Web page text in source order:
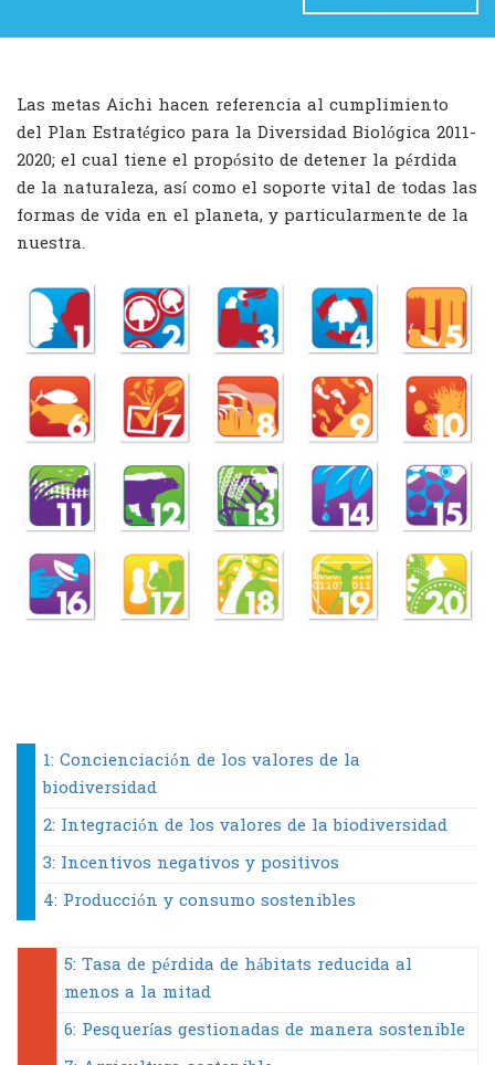
Las metas Aichi hacen referencia al cumplimiento
del Plan Estratégico para la Diversidad Biológica 2011-
2020; el cual tiene el propósito de detener la pérdida
de la naturaleza, así como el soporte vital de todas las
formas de vida en el planeta, y particularmente de la
nuestra.
1: Concienciación de los valores de la
biodiversidad
2: Integración de los valores de la biodiversidad
3: Incentivos negativos y positivos
4: Producción y consumo sostenibles
5: Tasa de pérdida de hábitats reducida al
menos a la mitad
6: Pesquerías gestionadas de manera sostenible